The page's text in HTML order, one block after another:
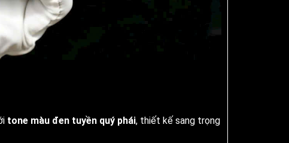
tone màu đen tuyền quý phái, thiết kế sang trọng